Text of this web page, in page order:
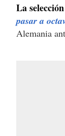
La
pasar a
Alemania